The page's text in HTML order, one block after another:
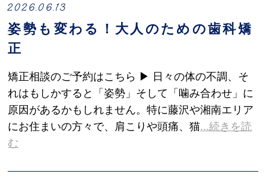
2026.06.13
姿勢も変わる！大人のための歯科矯
正
矯正相談のご予約はこちら ▶ 日々の体の不調、そ
れはもしかすると「姿勢」そして「噛み合わせ」に
原因があるかもしれません。特に藤沢や湘南エリア
にお住まいの方々で、肩こりや頭痛、猫...続きを読
む